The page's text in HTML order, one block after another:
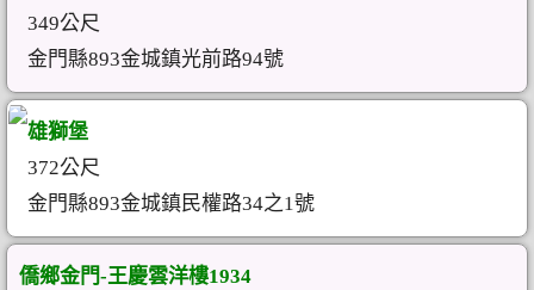
349公尺
金門縣893金城鎮光前路94號
雄獅堡
372公尺
金門縣893金城鎮民權路34之1號
僑鄉金門-王慶雲洋樓1934